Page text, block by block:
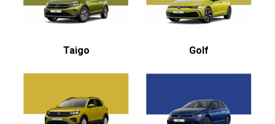
Taigo Golf